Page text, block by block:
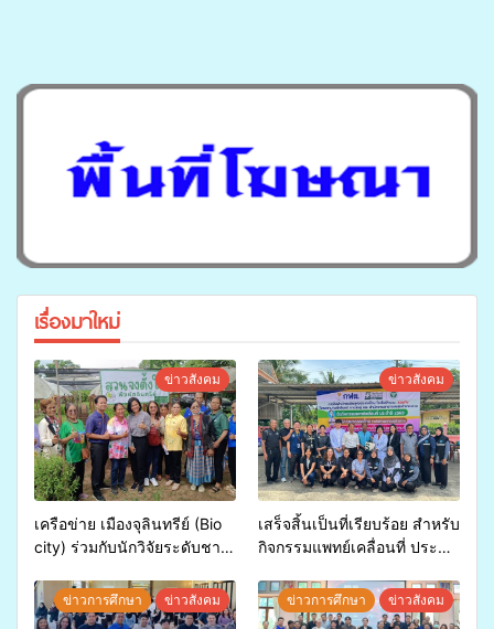
เรื่องมาใหม่
ข่าวสังคม
เครือข่าย เมืองจุลินทรีย์ (Bio
city) ร่วมกับนักวิจัยระดับชาติ
ประโยชน์จากสาหร่ายและ
เห็ดไมคอร์ไรซาสำหรับปลูกไม้
ข่าวสังคม
เสร็จสิ้นเป็นที่เรียบร้อย สำหรับ
กิจกรรมแพทย์เคลื่อนที่ ประจำ
สุขภาพแก่ประชาชนในพื้นที่
อำเภอจะนะ
ข่าวการศึกษา ข่าวสังคม ข่าวการศึกษา ข่าวสังคม